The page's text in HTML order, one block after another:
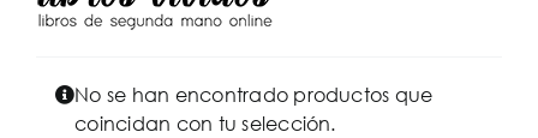
No se han encontrado productos que
coincidan con tu selección.